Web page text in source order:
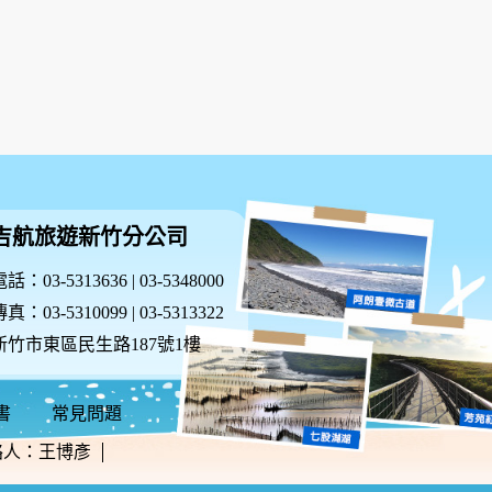
航旅遊新竹分公司
話：03-5313636 | 03-5348000
真：03-5310099 | 03-5313322
竹市東區民生路187號1樓
常見問題
：王博彥